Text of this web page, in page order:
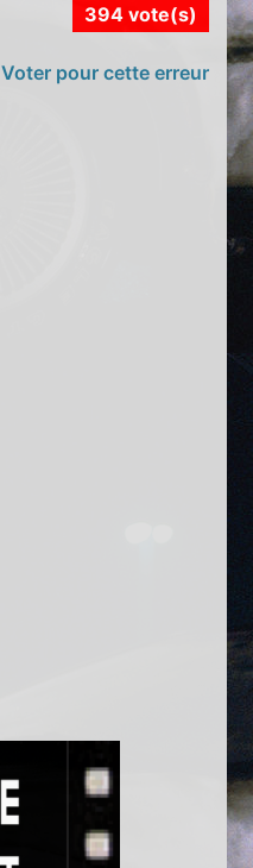
394 vote(s)
Voter pour cette erreur